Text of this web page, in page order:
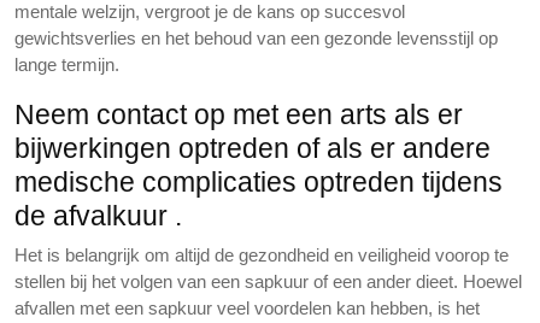
mentale welzijn, vergroot je de kans op succesvol
gewichtsverlies en het behoud van een gezonde levensstijl op
lange termijn.
Neem contact op met een arts als er
bijwerkingen optreden of als er andere
medische complicaties optreden tijdens
de afvalkuur .
Het is belangrijk om altijd de gezondheid en veiligheid voorop te
stellen bij het volgen van een sapkuur of een ander dieet. Hoewel
afvallen met een sapkuur veel voordelen kan hebben, is het